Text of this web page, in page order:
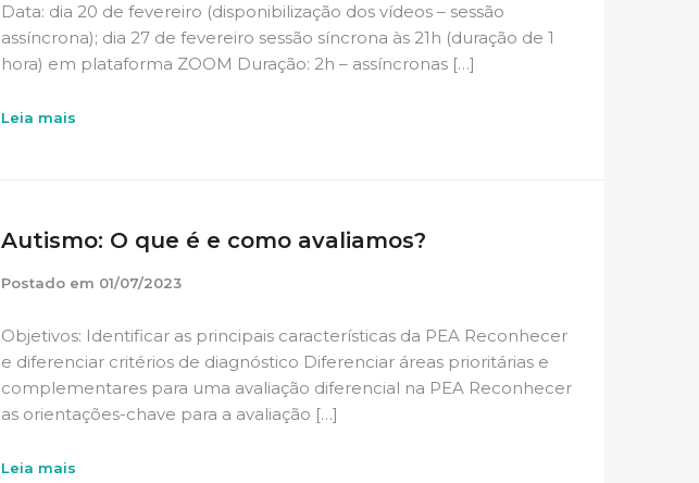
Data: dia 20 de fevereiro (disponibilização dos vídeos – sessão
assíncrona); dia 27 de fevereiro sessão síncrona às 21h (duração de 1
hora) em plataforma ZOOM Duração: 2h – assíncronas […]
Leia mais
Autismo: O que é e como avaliamos?
Postado em 01/07/2023
Objetivos: Identificar as principais características da PEA Reconhecer
e diferenciar critérios de diagnóstico Diferenciar áreas prioritárias e
complementares para uma avaliação diferencial na PEA Reconhecer
as orientações-chave para a avaliação […]
Leia mais